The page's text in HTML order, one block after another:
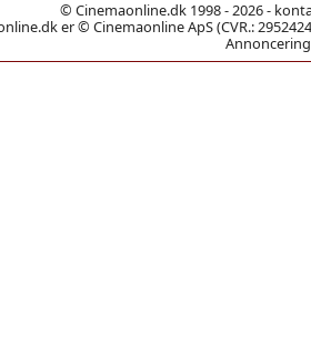
© Cinemaonline.dk 1998 - 2026 -
er © Cinemaonline ApS (CVR.: